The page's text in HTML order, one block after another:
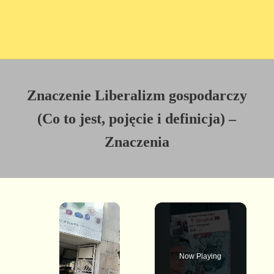
Znaczenie Liberalizm gospodarczy
(Co to jest, pojęcie i definicja) –
Znaczenia
×
Now Playing